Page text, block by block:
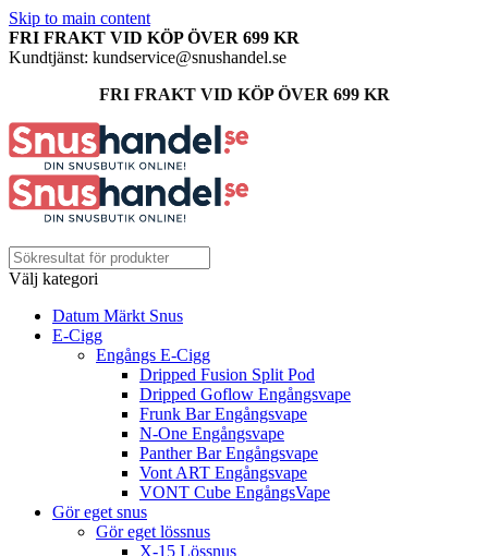
Skip to main content
FRI FRAKT VID KÖP ÖVER 699 KR
Kundtjänst: kundservice@snushandel.se
FRI FRAKT VID KÖP ÖVER 699 KR
Välj kategori
Datum Märkt Snus
E-Cigg
Engångs E-Cigg
Dripped Fusion Split Pod
Dripped Goflow Engångsvape
Frunk Bar Engångsvape
N-One Engångsvape
Panther Bar Engångsvape
Vont ART Engångsvape
VONT Cube EngångsVape
Gör eget snus
Gör eget lössnus
X-15 Lössnus